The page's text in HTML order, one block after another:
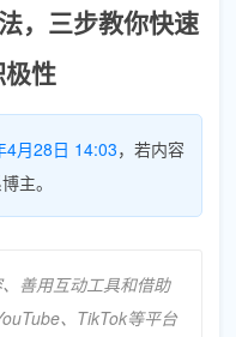
，三步教你快速
性
4月28日 14:03，若内容
主。
善用互动工具和借助
、TikTok等平台